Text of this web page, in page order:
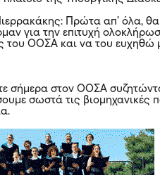
Πρώτα απ’ όλα,
για την επιτυχή
του ΟΟΣΑ και να του ευχηθώ
σήμερα στον ΟΟΣΑ
σωστά τις βιομηχανικές